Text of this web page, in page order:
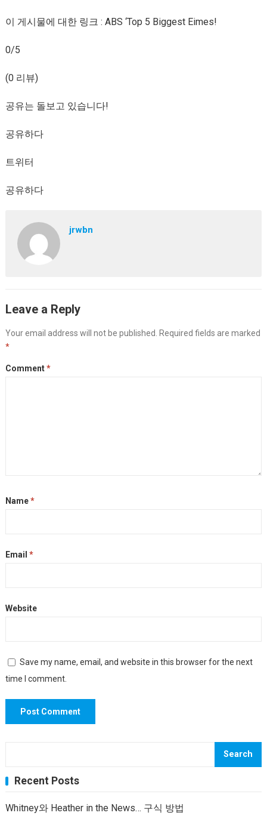
이 게시물에 대한 링크 : ABS ‘Top 5 Biggest Eimes!
0/5
(0 리뷰)
공유는 돌보고 있습니다!
공유하다
트위터
공유하다
jrwbn
Leave a Reply
Your email address will not be published.
Required fields are marked
*
Comment*
Name*
Email *
Website
Save my name, email, and website in this browser for the next
time I comment.
Search
Recent Posts
Whitney와 Heather in the News… 구식 방법